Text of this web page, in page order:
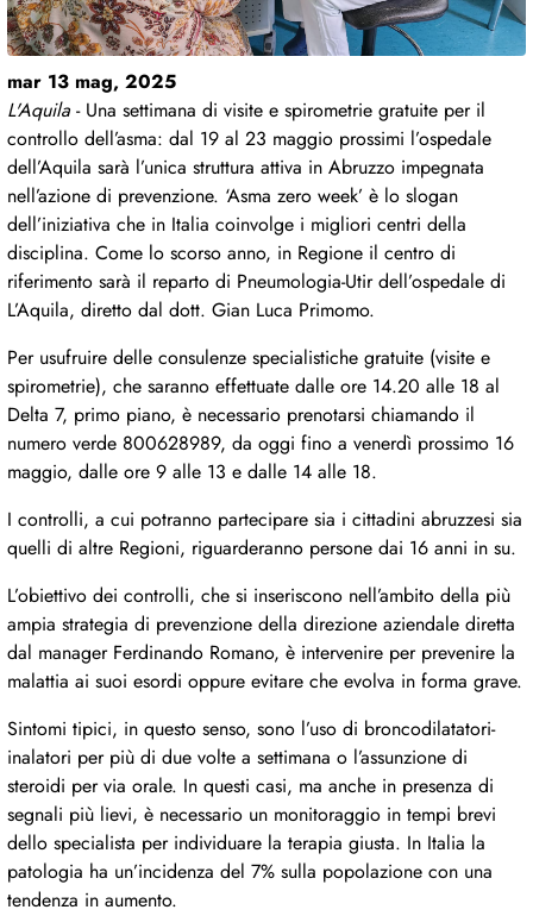
mar 13 mag, 2025
L'Aquila - Una settimana di visite e spirometrie gratuite per il
controllo dell’asma: dal 19 al 23 maggio prossimi l’ospedale
dell’Aquila sarà l’unica struttura attiva in Abruzzo impegnata
nell’azione di prevenzione. ‘Asma zero week’ è lo slogan
dell’iniziativa che in Italia coinvolge i migliori centri della
disciplina. Come lo scorso anno, in Regione il centro di
riferimento sarà il reparto di Pneumologia-Utir dell’ospedale di
L’Aquila, diretto dal dott. Gian Luca Primomo.
Per usufruire delle consulenze specialistiche gratuite (visite e
spirometrie), che saranno effettuate dalle ore 14.20 alle 18 al
Delta 7, primo piano, è necessario prenotarsi chiamando il
numero verde 800628989, da oggi fino a venerdì prossimo 16
maggio, dalle ore 9 alle 13 e dalle 14 alle 18.
I controlli, a cui potranno partecipare sia i cittadini abruzzesi sia
quelli di altre Regioni, riguarderanno persone dai 16 anni in su.
L’obiettivo dei controlli, che si inseriscono nell’ambito della più
ampia strategia di prevenzione della direzione aziendale diretta
dal manager Ferdinando Romano, è intervenire per prevenire la
malattia ai suoi esordi oppure evitare che evolva in forma grave.
Sintomi tipici, in questo senso, sono l’uso di broncodilatatori-
inalatori per più di due volte a settimana o l’assunzione di
steroidi per via orale. In questi casi, ma anche in presenza di
segnali più lievi, è necessario un monitoraggio in tempi brevi
dello specialista per individuare la terapia giusta. In Italia la
patologia ha un’incidenza del 7% sulla popolazione con una
tendenza in aumento.